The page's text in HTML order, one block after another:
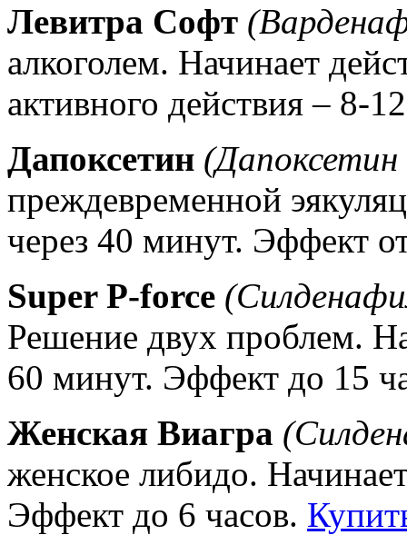
Левитра Софт
алкоголем. Начинает
активного действия – 8-
Дапоксетин
преждевременной
через 40 минут. Эффект
Super P-force
Решение двух проблем.
60 минут. Эффект до 15
Женская Виагра
женское либидо.
Эффект до 6 часов.